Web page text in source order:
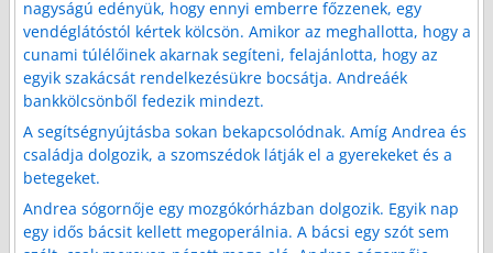
nagyságú edényük, hogy ennyi emberre főzzenek, egy
vendéglátóstól kértek kölcsön. Amikor az meghallotta, hogy a
cunami túlélőinek akarnak segíteni, felajánlotta, hogy az
egyik szakácsát rendelkezésükre bocsátja. Andreáék
bankkölcsönből fedezik mindezt.
A segítségnyújtásba sokan bekapcsolódnak. Amíg Andrea és
családja dolgozik, a szomszédok látják el a gyerekeket és a
betegeket.
Andrea sógornője egy mozgókórházban dolgozik. Egyik nap
egy idős bácsit kellett megoperálnia. A bácsi egy szót sem